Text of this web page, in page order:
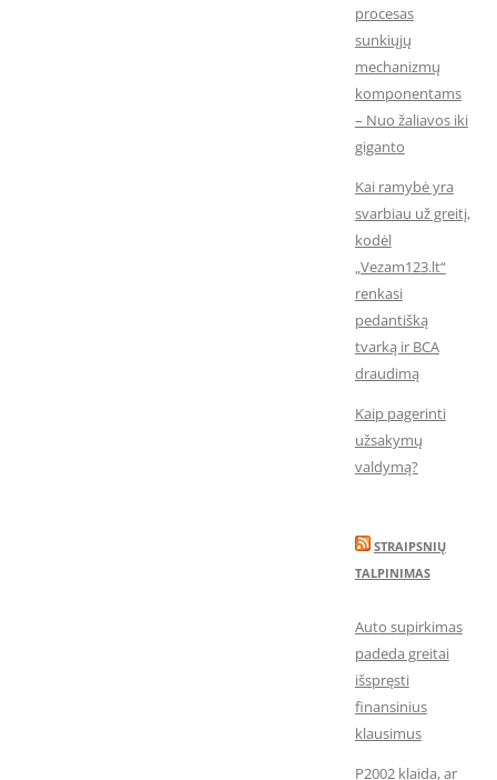
procesas
sunkiųjų
mechanizmų
komponentams
– Nuo žaliavos iki
giganto
Kai ramybė yra
svarbiau už greitį,
kodėl
„Vezam123.lt“
renkasi
pedantišką
tvarką ir BCA
draudimą
Kaip pagerinti
užsakymų
valdymą?
STRAIPSNIŲ
TALPINIMAS
Auto supirkimas
padeda greitai
išspręsti
finansinius
klausimus
P2002 klaida, ar